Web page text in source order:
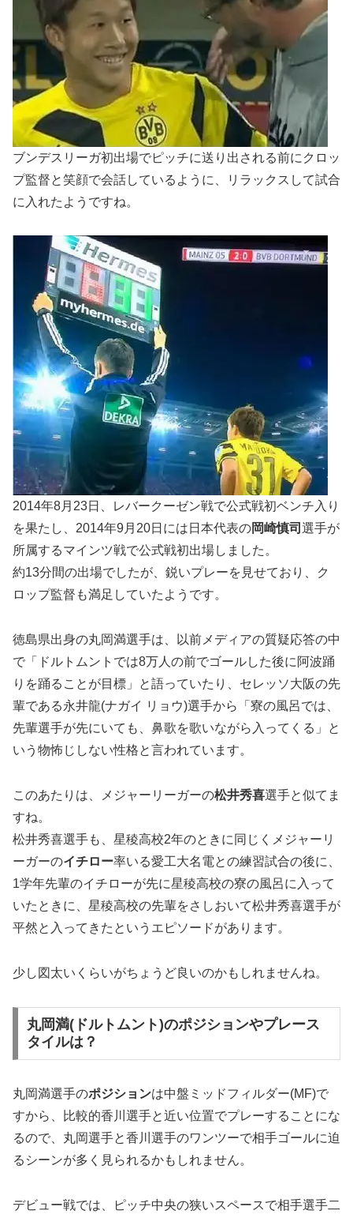
ブンデスリーガ初出場でピッチに送り出される前にクロッ
プ監督と笑顔で会話しているように、リラックスして試合
に入れたようですね。
2014年8月23日、レバークーゼン戦で公式戦初ベンチ入り
を果たし、2014年9月20日には日本代表の岡崎慎司 選手が
所属するマインツ戦で公式戦初出場しました。
約13分間の出場でしたが、鋭いプレーを見せており、ク
ロップ監督も満足していたようです。
徳島県出身の丸岡満選手は、以前メディアの質疑応答の中
で「ドルトムントでは8万人の前でゴールした後に阿波踊
りを踊ることが目標」と語っていたり、セレッソ大阪の先
輩である永井龍(ナガイ リョウ)選手から「寮の風呂では、
先輩選手が先にいても、鼻歌を歌いながら入ってくる」と
いう物怖じしない性格と言われています。
このあたりは、メジャーリーガーの松井秀喜選手と似てま
すね。
松井秀喜選手も、星稜高校2年のときに同じくメジャーリ
ーガーのイチロー率いる愛工大名電との練習試合の後に、
1学年先輩のイチローが先に星稜高校の寮の風呂に入って
いたときに、星稜高校の先輩をさしおいて松井秀喜選手が
平然と入ってきたというエピソードがあります。
少し図太いくらいがちょうど良いのかもしれませんね。
丸岡満(ドルトムント)のポジションやプレース
タイルは？
丸岡満選手のポジションは中盤ミッドフィルダー(MF)で
すから、比較的香川選手と近い位置でプレーすることにな
るので、丸岡選手と香川選手のワンツーで相手ゴールに迫
るシーンが多く見られるかもしれません。
デビュー戦では、ピッチ中央の狭いスペースで相手選手二